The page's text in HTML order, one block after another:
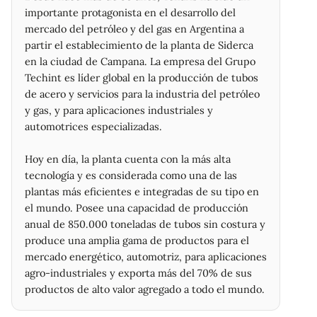
07/07/2026
53,67 54,38 53,44 54,11
06/07/2026
54,00 54,39 53,72 53,80
705.709
03/07/2026
54,61 54,84 53,50 54,13 1.229.821
02/07/2026
54,61 54,84 53,50 54,13
808.039
01/07/2026
54,53 54,98 53,84 54,19
731.533
30/06/2026
56,24 55,49
29/06/2026
55,98
56,94
25/06/2026
56,55 57,38 56,25 57,36
24/06/2026
56,77 56,52
23/06/2026
57,46 58,11 57,26 58,03
651.869
22/06/2026
57,40 58,25 57,18 58,15
680.242
19/06/2026
57,81 58,02 56,53 57,22
1.914.547
18/06/2026
57,81 58,02 56,53 57,22 1.131.811
17/06/2026
60,90 61,10 58,94 59,11 1.097.001
16/06/2026
61,29 61,42 60,08 60,19
900.117
15/06/2026
62,14 62,30 61,60 61,65
667.207
importante protagonista en el desarrollo del
mercado del petróleo y del gas en Argentina a
partir el establecimiento de la planta de Siderca
en la ciudad de Campana. La empresa del Grupo
Techint es líder global en la producción de tubos
de acero y servicios para la industria del petróleo
y gas, y para aplicaciones industriales y
automotrices especializadas.
Hoy en día, la planta cuenta con la más alta
tecnología y es considerada como una de las
plantas más eficientes e integradas de su tipo en
el mundo. Posee una capacidad de producción
anual de 850.000 toneladas de tubos sin costura y
produce una amplia gama de productos para el
mercado energético, automotriz, para aplicaciones
agro-industriales y exporta más del 70% de sus
productos de alto valor agregado a todo el mundo.